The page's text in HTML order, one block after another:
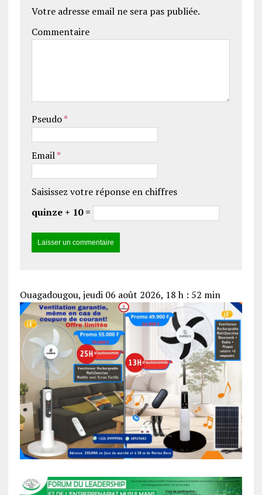
Votre adresse email ne sera pas publiée.
Commentaire
Pseudo*
Email*
Saisissez votre réponse en chiffres
quinze + 10 =
Ouagadougou, jeudi 06 août 2026, 18 h : 52 min